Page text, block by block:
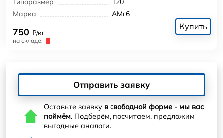
Типоразмер
120
Марка
АМг6
750 ₽/кг
на складе:
Купить
Отправить заявку
Оставьте заявку в свободной форме - мы вас
поймём. Подберём, посчитаем, предложим
выгодные аналоги.